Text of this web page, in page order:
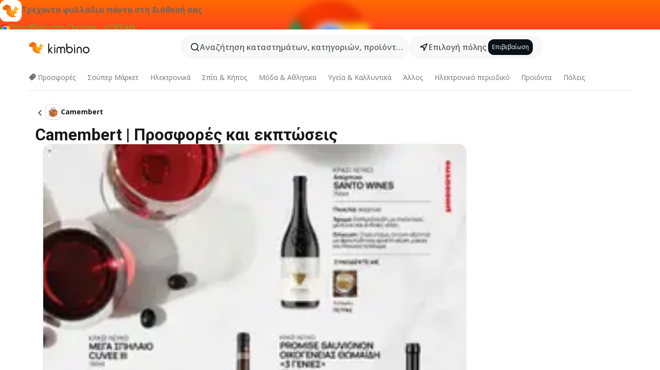
Τρέχοντα φυλλάδια πάντα στη διάθεσή σας
Προσθήκη στο Chrome - ΔΩΡΕΑΝ
Αναζήτηση καταστημάτων, κατηγοριών, προϊόντων...
Επιλογή πόλης Επιβεβαίωση
Προσφορές Σούπερ Μάρκετ Hλεκτρονικά Σπίτι & Κήπος Μόδα & Aθλητικα Υγεία & Καλλυντικά Άλλος Ηλεκτρονικό περιοδικό Προϊόντα Πόλεις
Camembert
Camembert | Προσφορές και εκπτώσεις